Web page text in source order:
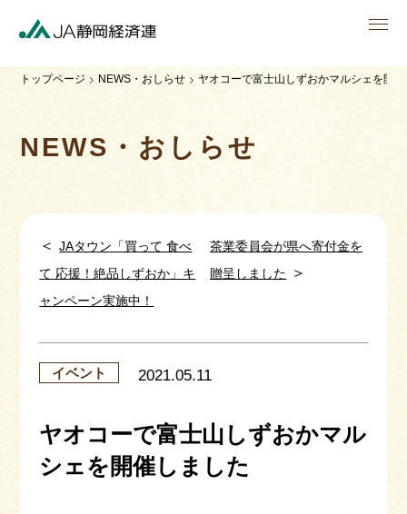
トップページ NEWS・おしらせ ヤオコーで富士山しずおかマルシェを開
NEWS・おしらせ
＜JAタウン「買って 食べ
て 応援！絶品しずおか」キ
ャンペーン実施中！
茶業委員会が県へ寄付金を
贈呈しました
＞
イベント 2021.05.11
ヤオコーで富士山しずおかマル
シェを開催しました